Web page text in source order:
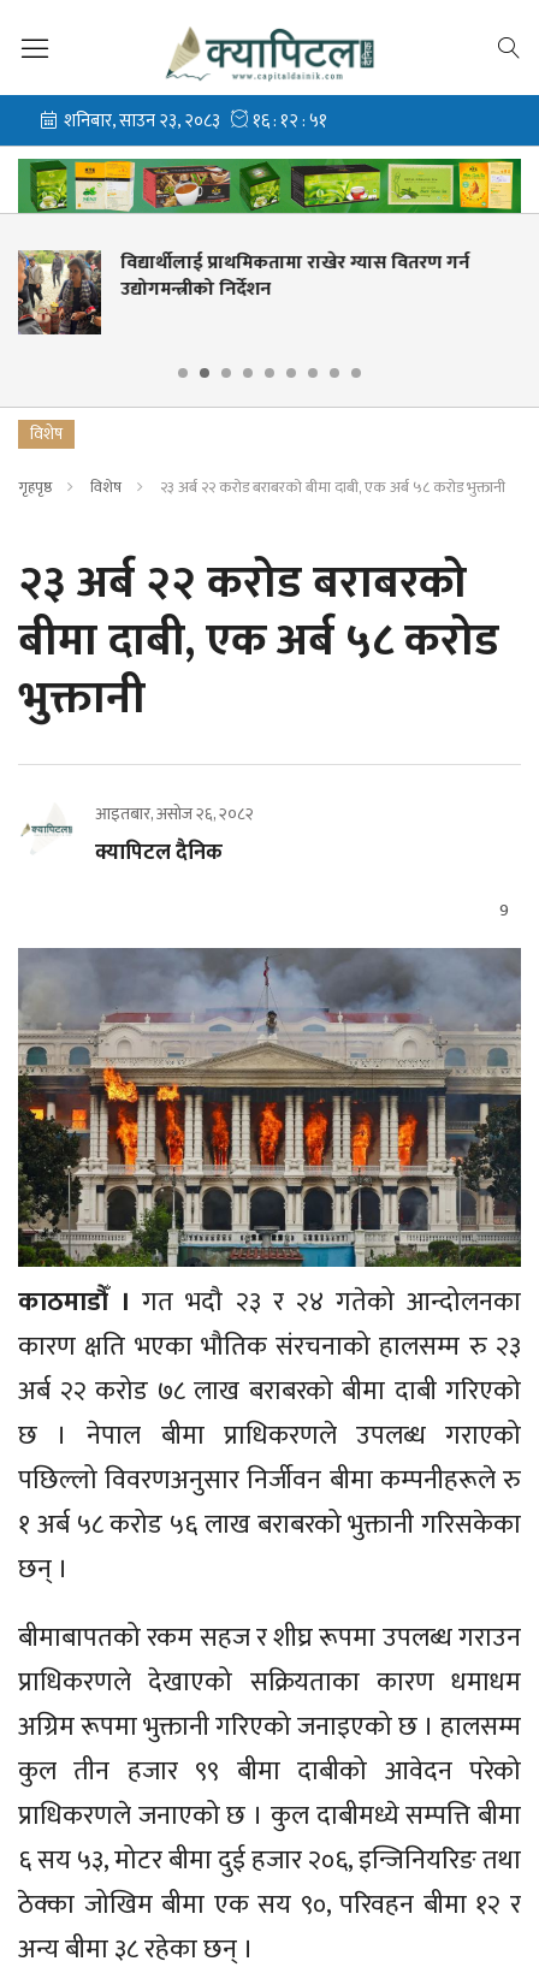
ग्यास वितरण गर्न
नेपालले न्युजिल्यान्ड
विशेष
गृहपृष्ठ विशेष २३ अर्ब २२ करोड बराबरको बीमा दाबी, एक अर्ब ५८ करोड भुक्तानी
२३ अर्ब २२ करोड बराबरको
बीमा दाबी, एक अर्ब ५८ करोड
भुक्तानी
आइतबार, असोज २६, २०८२
क्यापिटल दैनिक
9
काठमाडौँ ।गत भदौ २३ र २४ गतेको आन्दोलनका
कारण क्षति भएका भौतिक संरचनाको हालसम्म रु २३
अर्ब २२ करोड ७८ लाख बराबरको बीमा दाबी गरिएको
छ । नेपाल बीमा प्राधिकरणले उपलब्ध गराएको
पछिल्लो विवरणअनुसार निर्जीवन बीमा कम्पनीहरूले रु
१ अर्ब ५८ करोड ५६ लाख बराबरको भुक्तानी गरिसकेका
छन् ।
बीमाबापतको रकम सहज र शीघ्र रूपमा उपलब्ध गराउन
प्राधिकरणले देखाएको सक्रियताका कारण धमाधम
अग्रिम रूपमा भुक्तानी गरिएको जनाइएको छ । हालसम्म
कुल तीन हजार ९९ बीमा दाबीको आवेदन परेको
प्राधिकरणले जनाएको छ । कुल दाबीमध्ये सम्पत्ति बीमा
६ सय ५३, मोटर बीमा दुई हजार २०६, इन्जिनियरिङ तथा
ठेक्का जोखिम बीमा एक सय ९०, परिवहन बीमा १२ र
अन्य बीमा ३८ रहेका छन् ।